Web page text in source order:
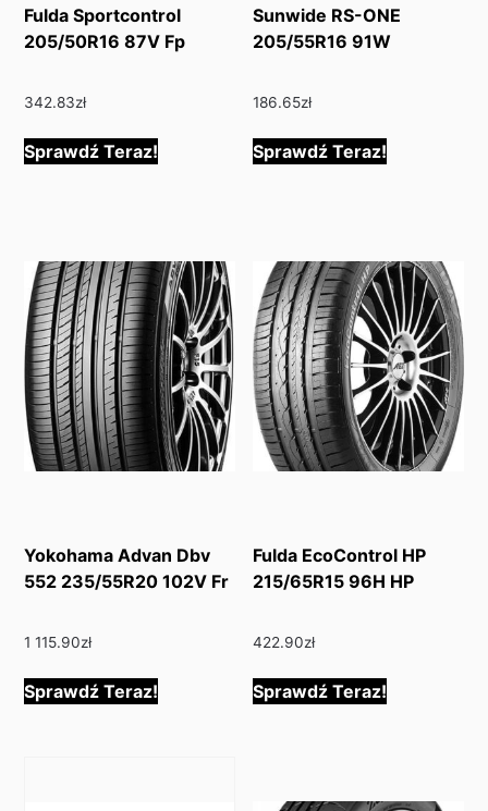
Fulda Sportcontrol
205/50R16 87V Fp
342.83zł
Sprawdź Teraz!
Sunwide RS-ONE
205/55R16 91W
186.65zł
Sprawdź Teraz!
Yokohama Advan Dbv
552 235/55R20 102V Fr
1 115.90zł
Sprawdź Teraz!
Fulda EcoControl HP
215/65R15 96H HP
422.90zł
Sprawdź Teraz!